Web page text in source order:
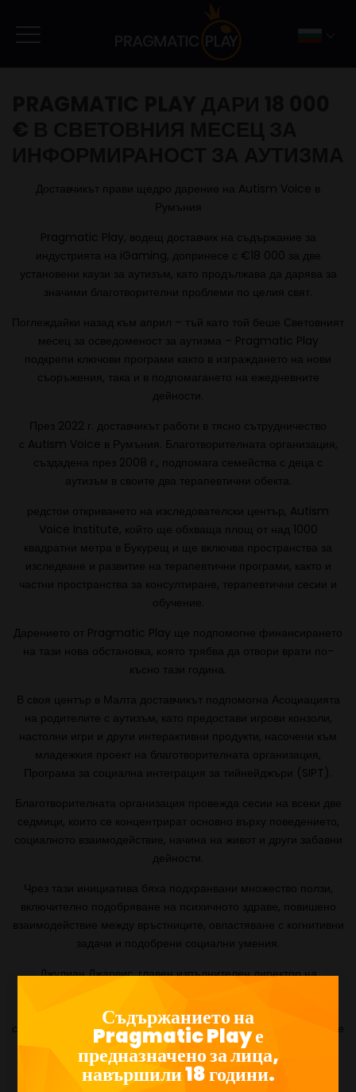
Доставчикът прави щедро дарение на Autism Voice в
Румъния
Pragmatic Play, водещ доставчик на съдържание за
индустрията на iGaming, допринесе с €18 000 за две
установени каузи за аутизъм, като продължава да дарява за
значими благотворителни проблеми по целия свят.
Поглеждайки назад към април – тъй като той беше Световният
месец за осведоменост за аутизма – Pragmatic Play
подкрепи ключови програми както в изграждането на нови
съоръжения, така и в подпомагането на ежедневните
дейности.
През 2022 г. доставчикът работи в тясно сътрудничество
с Autism Voice в Румъния. Благотворителната организация,
създадена през 2008 г., подпомага семейства с деца с
аутизъм в своите два терапевтични обекта.
редстои откриването на изследователски център, Autism
Voice Institute, който ще обхваща площ от над 1000
квадратни метра в Букурещ и ще включва пространства за
изследване и развитие на терапевтични програми, както и
частни пространства за консултиране, терапевтични сесии и
обучение.
Дарението от Pragmatic Play ще подпомогне финансирането
на тази нова обстановка, която трябва да отвори врати по-
късно тази година.
В своя център в Малта доставчикът подпомогна Асоциацията
на родителите с аутизъм, като предостави игрови конзоли,
настолни игри и други интерактивни продукти, насочени към
младежкия проект на благотворителната организация,
Програма за социална интеграция за тийнейджъри (SIPT).
Благотворителната организация провежда сесии на всеки две
седмици, които се концентрират основно върху поведението,
социалното взаимодействие, начина на живот и други забавни
дейности.
Чрез тази инициатива бяха подхранвани множество ползи,
включително подобряване на психичното здраве, повишено
взаимодействие между връстниците, овластяване с когнитивни
задачи и подобрени социални умения.
Джулиан Джарвис, главен изпълнителен директор на
социална отговорност е изключително важна за нас, тъй като
се стремим да помогнем на хората в общностите, от които сме
станали част. Тъй като април беше световен месец за
осведоменост за аутизма, той ни даде перфектен шанс да
работим с благотворителни организации, близки до сърцата
Съдържанието на
Pragmatic Play е
предназначено за лица,
навършили 18 години.